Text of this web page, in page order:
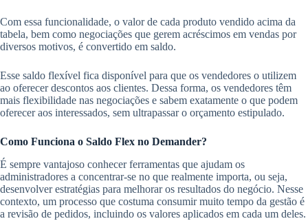
Com essa funcionalidade, o valor de cada produto vendido acima da
tabela, bem como negociações que gerem acréscimos em vendas por
diversos motivos, é convertido em saldo.
Esse saldo flexível fica disponível para que os vendedores o utilizem
ao oferecer descontos aos clientes. Dessa forma, os vendedores têm
mais flexibilidade nas negociações e sabem exatamente o que podem
oferecer aos interessados, sem ultrapassar o orçamento estipulado.
Como Funciona o Saldo Flex no Demander?
É sempre vantajoso conhecer ferramentas que ajudam os
administradores a concentrar-se no que realmente importa, ou seja,
desenvolver estratégias para melhorar os resultados do negócio. Nesse
contexto, um processo que costuma consumir muito tempo da gestão é
a revisão de pedidos, incluindo os valores aplicados em cada um deles.